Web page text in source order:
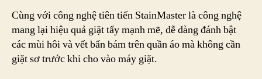
Cùng với công nghệ tiên tiến StainMaster là công nghệ
mang lại hiệu quả giặt tẩy mạnh mẽ, dễ dàng đánh bật
các mùi hôi và vết bẩn bám trên quần áo mà không cần
giặt sơ trước khi cho vào máy giặt.